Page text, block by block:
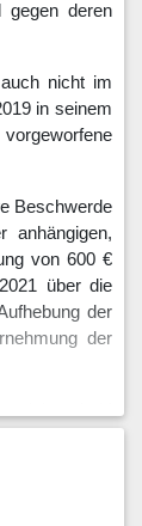
gegen deren
nicht im
in seinem
Beschwerde
anhängigen,
von 600 €
über die
der
der
zugelassen.